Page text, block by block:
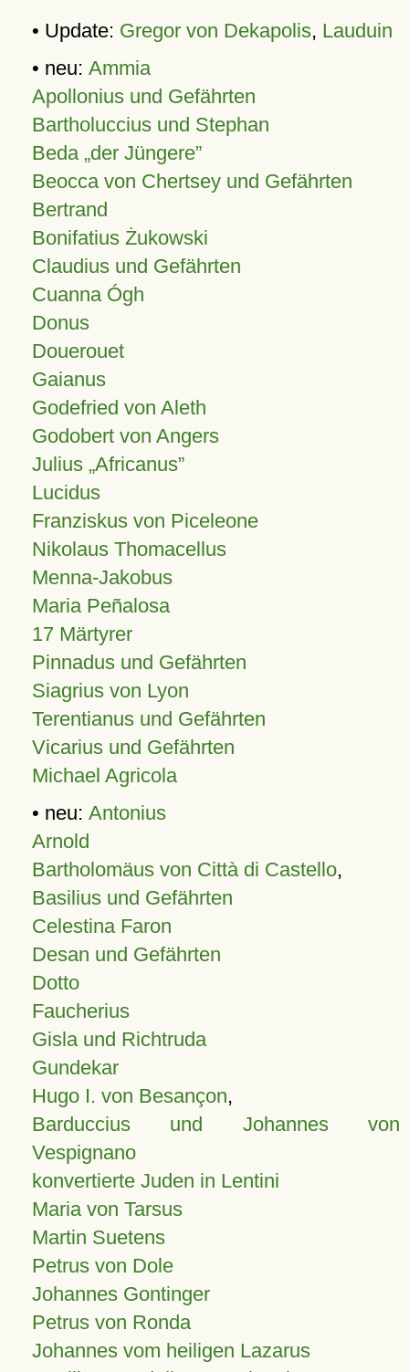
• Update: Gregor von Dekapolis, Lauduin
• neu: Ammia
Apollonius und Gefährten
Bartholuccius und Stephan
Beda „der Jüngere”
Beocca von Chertsey und Gefährten
Bertrand
Bonifatius Żukowski
Claudius und Gefährten
Cuanna Ógh
Donus
Douerouet
Gaianus
Godefried von Aleth
Godobert von Angers
Julius Africanus
Lucidus
Franziskus von Piceleone
Nikolaus Thomacellus
Menna-Jakobus
Maria Peñalosa
17 Märtyrer
Pinnadus und Gefährten
Siagrius von Lyon
Terentianus und Gefährten
Vicarius und Gefährten
Michael Agricola
• neu: Antonius
Arnold
Bartholomäus von Città di Castello,
Basilius und Gefährten
Celestina Faron
Desan und Gefährten
Dotto
Faucherius
Gisla und Richtruda
Gundekar
Hugo I. von Besançon,
Barduccius und Johannes von
Vespignano
konvertierte Juden in Lentini
Maria von Tarsus
Martin Suetens
Petrus von Dole
Johannes Gontinger
Petrus von Ronda
Johannes vom heiligen Lazarus